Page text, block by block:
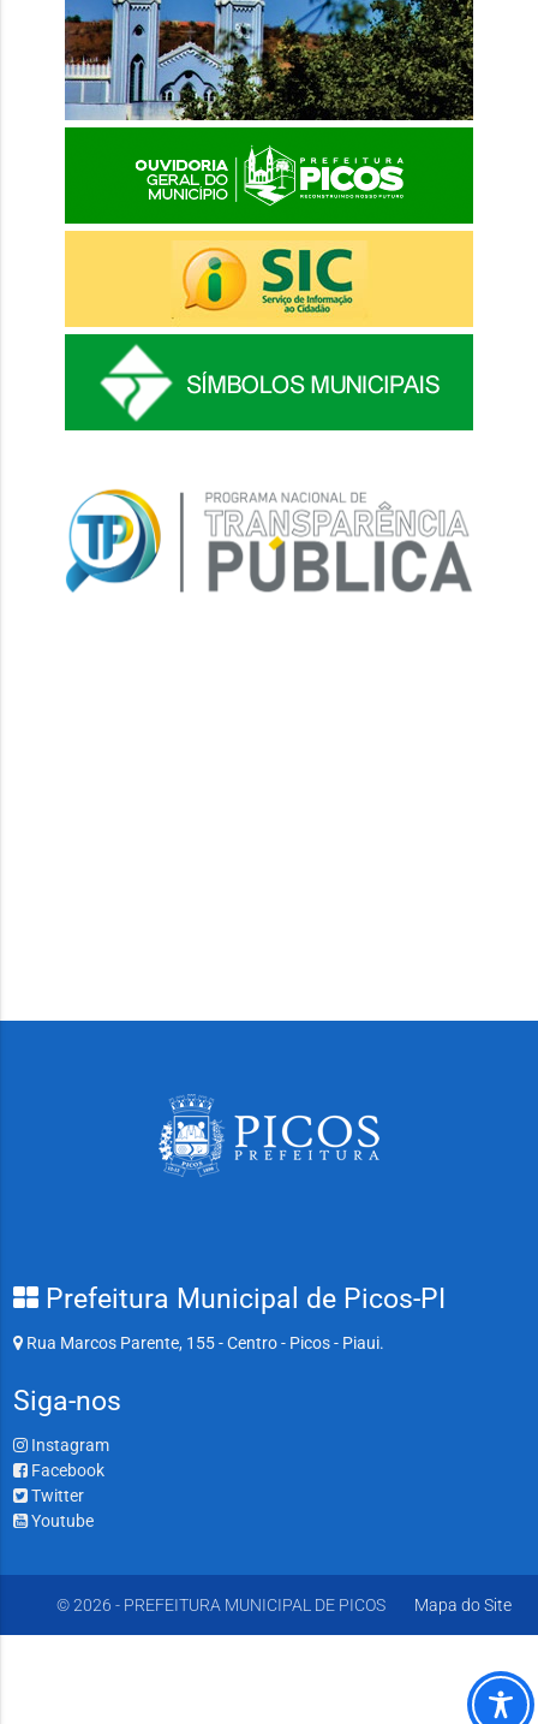
Prefeitura Municipal de Picos-PI
Rua Marcos Parente, 155 - Centro - Picos - Piaui.
Siga-nos
Instagram
Facebook
Twitter
Youtube
© 2026 - PREFEITURA MUNICIPAL DE PICOS Mapa do Site